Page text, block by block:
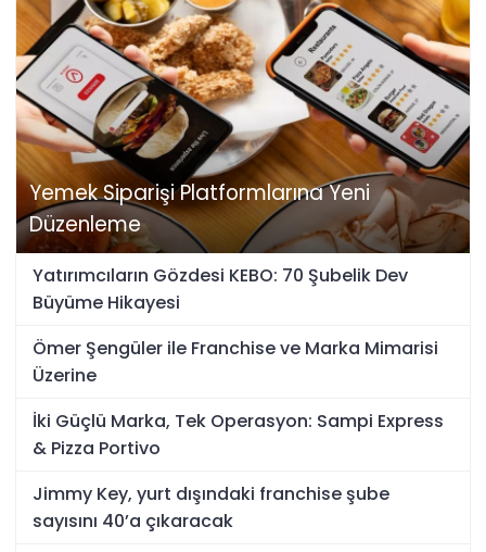
Yemek Siparişi Platformlarına Yeni
Düzenleme
Yatırımcıların Gözdesi KEBO: 70 Şubelik Dev
Büyüme Hikayesi
Ömer Şengüler ile Franchise ve Marka Mimarisi
Üzerine
İki Güçlü Marka, Tek Operasyon: Sampi Express
& Pizza Portivo
Jimmy Key, yurt dışındaki franchise şube
sayısını 40’a çıkaracak